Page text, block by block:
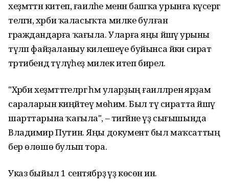
хеҙмәттән китеп, ғаиләһе менән башҡа урынға күсергә
теләгән, хәрби ҡаласыҡта милке булған
граждандарға ҡағыла. Уларға яңы йәшәү урыны
түләп файҙаланыу килешеүе буйынса йәки сират
тәртибендә түләүһеҙ милек итеп бирелә.
"Хәрби хеҙмәттәгеләргә һәм уларҙың ғаиләләренә ярҙам
сараларын киңәйтеү мөһим. Был тәү сиратта йәшәү
шарттарына ҡағыла", – тигәйне үҙ сығышында
Владимир Путин. Яңы документ был маҡсаттың
бер өлөшө булып тора.
Указ быйыл 1 сентябрҙә үҙ көсөнә инә.